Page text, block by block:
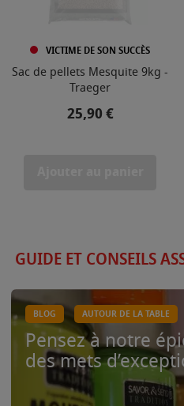
VICTIME DE SON SUCCÈS
Sac de pellets Mesquite 9kg -
Traeger
Prix
25,90 €
GUIDE ET CONSEILS
BLOG AUTOUR DE LA TABLE
Pensez à notre
des mets